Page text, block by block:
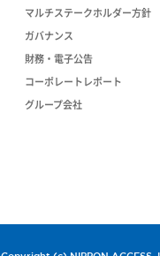
マルチステークホルダー方針
ガバナンス
財務・電子公告
コーポレートレポート
グループ会社